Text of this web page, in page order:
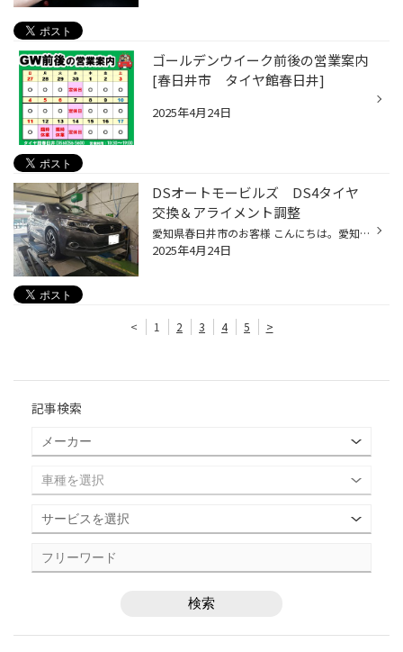
ゴールデンウイーク前後の営業案内
[春日井市 タイヤ館春日井]
2025年4月24日
DSオートモービルズ DS4タイヤ
交換＆アライメント調整
愛知県春日井市のお客様 こんにちは。愛知県春日井市柏井町のタイヤ館春日井店です。 当店のHPをご覧頂きありがとうございます。 ☆便利でお得なタイヤ館アプリ 詳しくはこちらから☆ 【↓アクセスMAP↓】 https://www.taiyakan.co.jp/shop/kasugai/about/access/ 本日はわ...
2025年4月24日
< 1 2 3 4 5 >
記事検索